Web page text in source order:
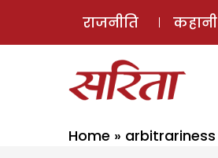
राजनीति कहानी
Home » arbitrariness